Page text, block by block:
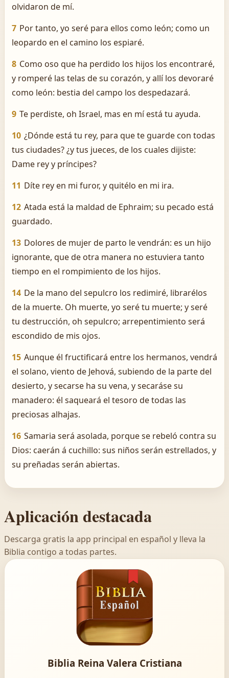
olvidaron de mí.
7 Por tanto, yo seré para ellos como león; como un
leopardo en el camino los espiaré.
8 Como oso que ha perdido los hijos los encontraré,
y romperé las telas de su corazón, y allí los devoraré
como león: bestia del campo los despedazará.
9 Te perdiste, oh Israel, mas en mí está tu ayuda.
10 ¿Dónde está tu rey, para que te guarde con todas
tus ciudades? ¿y tus jueces, de los cuales dijiste:
Dame rey y príncipes?
11 Díte rey en mi furor, y quitélo en mi ira.
12 Atada está la maldad de Ephraim; su pecado está
guardado.
13 Dolores de mujer de parto le vendrán: es un hijo
ignorante, que de otra manera no estuviera tanto
tiempo en el rompimiento de los hijos.
14 De la mano del sepulcro los redimiré, librarélos
de la muerte. Oh muerte, yo seré tu muerte; y seré
tu destrucción, oh sepulcro; arrepentimiento será
escondido de mis ojos.
15 Aunque él fructificará entre los hermanos, vendrá
el solano, viento de Jehová, subiendo de la parte del
desierto, y secarse ha su vena, y secaráse su
manadero: él saqueará el tesoro de todas las
preciosas alhajas.
16 Samaria será asolada, porque se rebeló contra su
Dios: caerán á cuchillo: sus niños serán estrellados, y
su preñadas serán abiertas.
Aplicación destacada
Descarga gratis la app principal en español y lleva la
Biblia contigo a todas partes.
Biblia Reina Valera Cristiana